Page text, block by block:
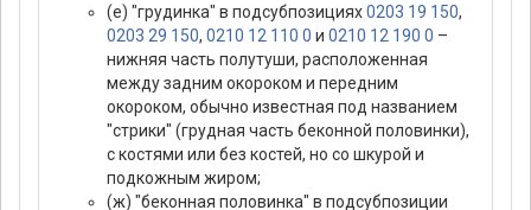
(е) "грудинка" в подсубпозициях0203 19 150,
0203 29 150, 0210 12 110 0 и 0210 12 190 0 –
нижняя часть полутуши, расположенная
между задним окороком и передним
окороком, обычно известная под названием
"стрики" (грудная часть беконной половинки),
с костями или без костей, но со шкурой и
подкожным жиром;
(ж) "беконная половинка" в подсубпозиции